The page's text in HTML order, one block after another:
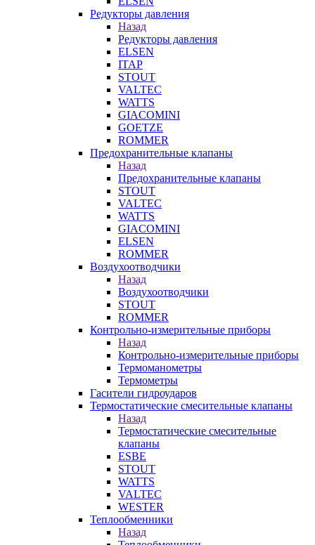
Редукторы давления
Назад
Редукторы давления
ELSEN
ITAP
STOUT
VALTEC
WATTS
GIACOMINI
GOETZE
ROMMER
Предохранительные клапаны
Назад
Предохранительные клапаны
STOUT
VALTEC
WATTS
GIACOMINI
ELSEN
ROMMER
Воздухоотводчики
Назад
Воздухоотводчики
STOUT
ROMMER
Контрольно-измерительные приборы
Назад
Контрольно-измерительные приборы
Термоманометры
Термометры
Гасители гидроударов
Термостатические смесительные клапаны
Назад
Термостатические смесительные
клапаны
ESBE
STOUT
WATTS
VALTEC
WESTER
Теплообменники
Назад